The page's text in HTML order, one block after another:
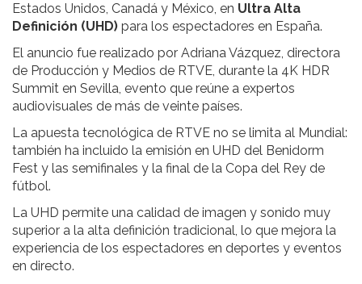
Estados Unidos, Canadá y México, en Ultra Alta
Definición (UHD) para los espectadores en España.
El anuncio fue realizado por Adriana Vázquez, directora
de Producción y Medios de RTVE, durante la 4K HDR
Summit en Sevilla, evento que reúne a expertos
audiovisuales de más de veinte países.
La apuesta tecnológica de RTVE no se limita al Mundial:
también ha incluido la emisión en UHD del Benidorm
Fest y las semifinales y la final de la Copa del Rey de
fútbol.
La UHD permite una calidad de imagen y sonido muy
superior a la alta definición tradicional, lo que mejora la
experiencia de los espectadores en deportes y eventos
en directo.